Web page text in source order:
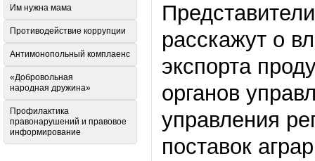
расскажут о
экспорта
органов
управления
поставок
Им нужна мама
Противодействие коррупции
Антимонопольный комплаенс
«Добровольная
народная дружина»
Профилактика
правонарушений и правовое
информирование